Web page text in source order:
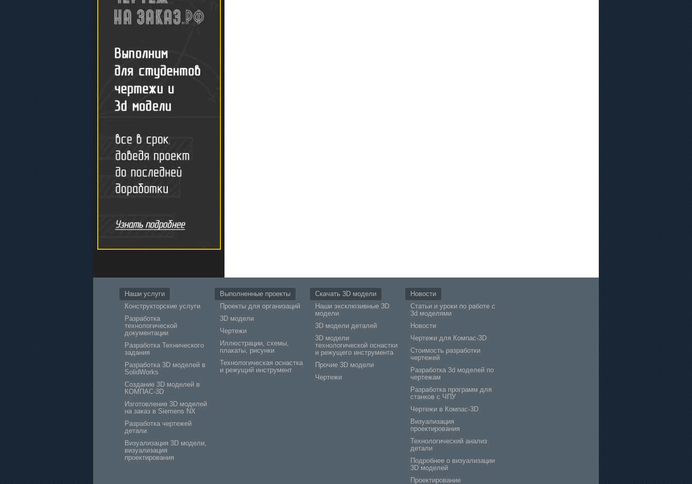
Наши услуги
Конструкторские услуги
Разработка
технологической
документации
Разработка Технического
задания
Разработка 3D моделей в
SolidWorks
Создание 3D моделей в
КОМПАС-3D
Изготовление 3D моделей
на заказ в Siemens NX
Разработка чертежей
детали
Визуализация 3D модели,
визуализация
проектирования
Выполненные проекты
Проекты для организаций
3D модели
Чертежи
Иллюстрации, схемы,
плакаты, рисунки
Технологическая оснастка
и режущий инструмент
Скачать 3D модели
Наши эксклюзивные 3D
модели
3D модели деталей
3D модели
технологической оснастки
и режущего инструмента
Прочие 3D модели
Чертежи
Новости
Статьи и уроки по работе с
3d моделями
Новости
Чертежи для Компас-3D
Стоимость разработки
чертежей
Разработка 3d моделей по
чертежам
Разработка программ для
станков с ЧПУ
Чертежи в Компас-3D
Визуализация
проектирования
Технологический анализ
детали
Подробнее о визуализации
3D моделей
Проектирование